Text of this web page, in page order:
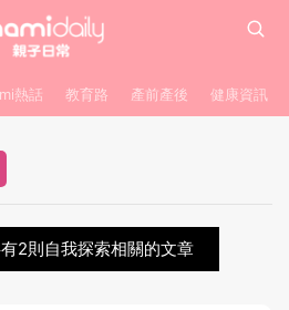
熱話 教育路 產前產後 健康資訊
2則自我探索相關的文章